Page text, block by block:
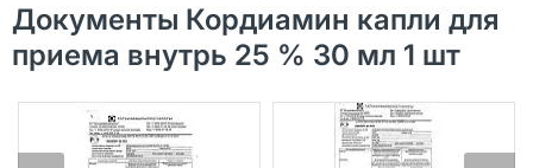
Документы Кордиамин капли для
приема внутрь 25 % 30 мл 1 шт